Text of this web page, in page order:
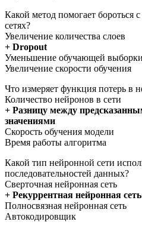
Какой метод помогает бороться
сетях?
Увеличение количества слоев
+ Dropout
Уменьшение обучающей выборки
Увеличение скорости обучения
Что измеряет функция потерь в
Количество нейронов в сети
+ Разницу между
значениями
Скорость обучения модели
Время работы алгоритма
Какой тип нейронной сети
последовательностей данных?
Сверточная нейронная сеть
+ Рекуррентная нейронная
Полносвязная нейронная сеть
Автокодировщик